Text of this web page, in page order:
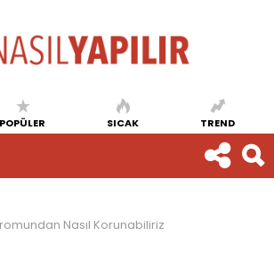
POPÜLER SICAK TREND
Nasıl Korunabiliriz